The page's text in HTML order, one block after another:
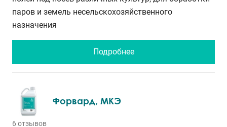
паров и земель несельскохозяйственного
назначения
Подробнее
Форвард, МКЭ
6 отзывов